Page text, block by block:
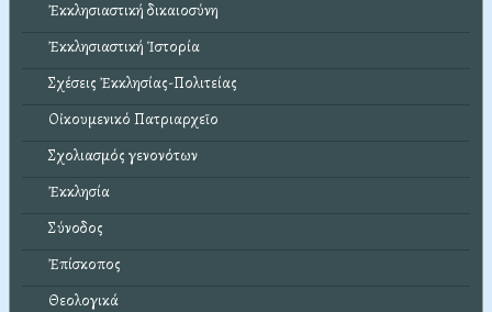
Ἐκκλησιαστική δικαιοσύνη
Ἐκκλησιαστική Ἱστορία
Σχέσεις Ἐκκλησίας-Πολιτείας
Οἰκουμενικό Πατριαρχεῖο
Σχολιασμός γενονότων
Ἐκκλησία
Σύνοδος
Ἐπίσκοπος
Θεολογικά